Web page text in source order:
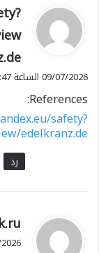
ي
و
ل
09/07/2026 الساعة 20:47
References:
safety?
edelkranz.de
رد
ي
ق
09/07/